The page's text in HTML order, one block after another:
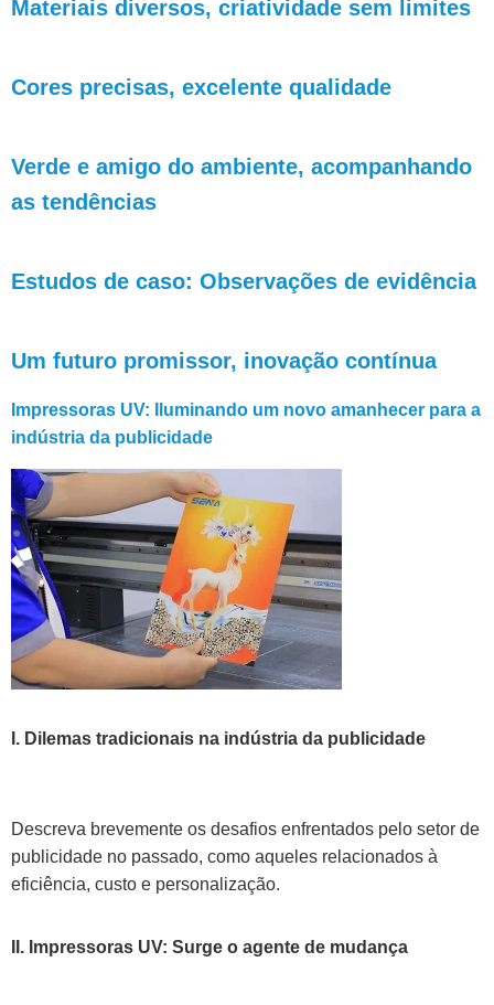
Materiais diversos, criatividade sem limites
Cores precisas, excelente qualidade
Verde e amigo do ambiente, acompanhando
as tendências
Estudos de caso: Observações de evidência
Um futuro promissor, inovação contínua
Impressoras UV: Iluminando um novo amanhecer para a
indústria da publicidade
I. Dilemas tradicionais na indústria da publicidade
Descreva brevemente os desafios enfrentados pelo setor de
publicidade no passado, como aqueles relacionados à
eficiência, custo e personalização.
II. Impressoras UV: Surge o agente de mudança